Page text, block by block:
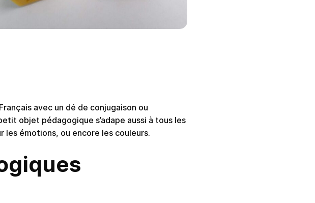
avec un dé de conjugaison ou
objet pédagogique s’adape aussi à tous les
les émotions, ou encore les couleurs.